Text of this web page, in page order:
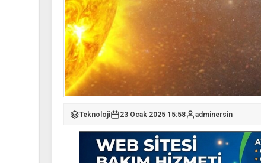
Teknoloji 23 Ocak 2025 15:58 adminersin